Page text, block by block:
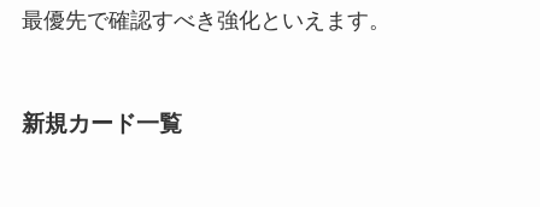
最優先で確認すべき強化といえます。
新規カード一覧